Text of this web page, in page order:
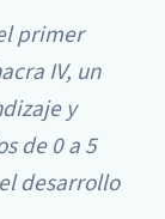
primer
IV, un
y
de 0 a 5
desarrollo